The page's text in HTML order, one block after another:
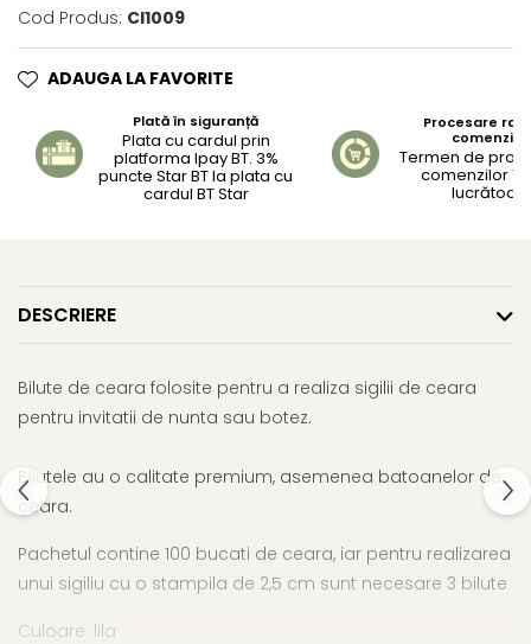
Cod Produs: CI1009
ADAUGA LA FAVORITE
Plată în siguranță
Plata cu cardul prin
platforma Ipay BT. 3%
puncte Star BT la plata cu
cardul BT Star
Procesare
comenzilor
Termen de
comenzilor 1-
DESCRIERE
Bilute de ceara folosite pentru a realiza sigilii de ceara
pentru invitatii de nunta sau botez.
Bilutele au o calitate premium, asemenea batoanelor de
ceara.
Pachetul contine 100 bucati de ceara, iar pentru realizarea
unui sigiliu cu o stampila de 2,5 cm sunt necesare 3 bilute
Culoare: lila